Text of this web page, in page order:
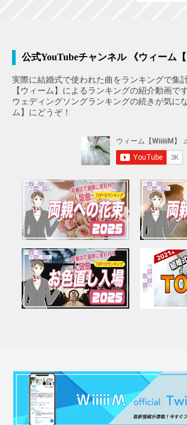
公式YouTubeチャンネル 《ウィーム
実際に結婚式で使われた曲をランキングで集
【ウィーム】によるランキングの紹介動画です
ウェディングソングランキングの続きが気に
ム】にどうぞ！